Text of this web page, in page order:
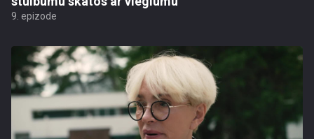
9. epizode